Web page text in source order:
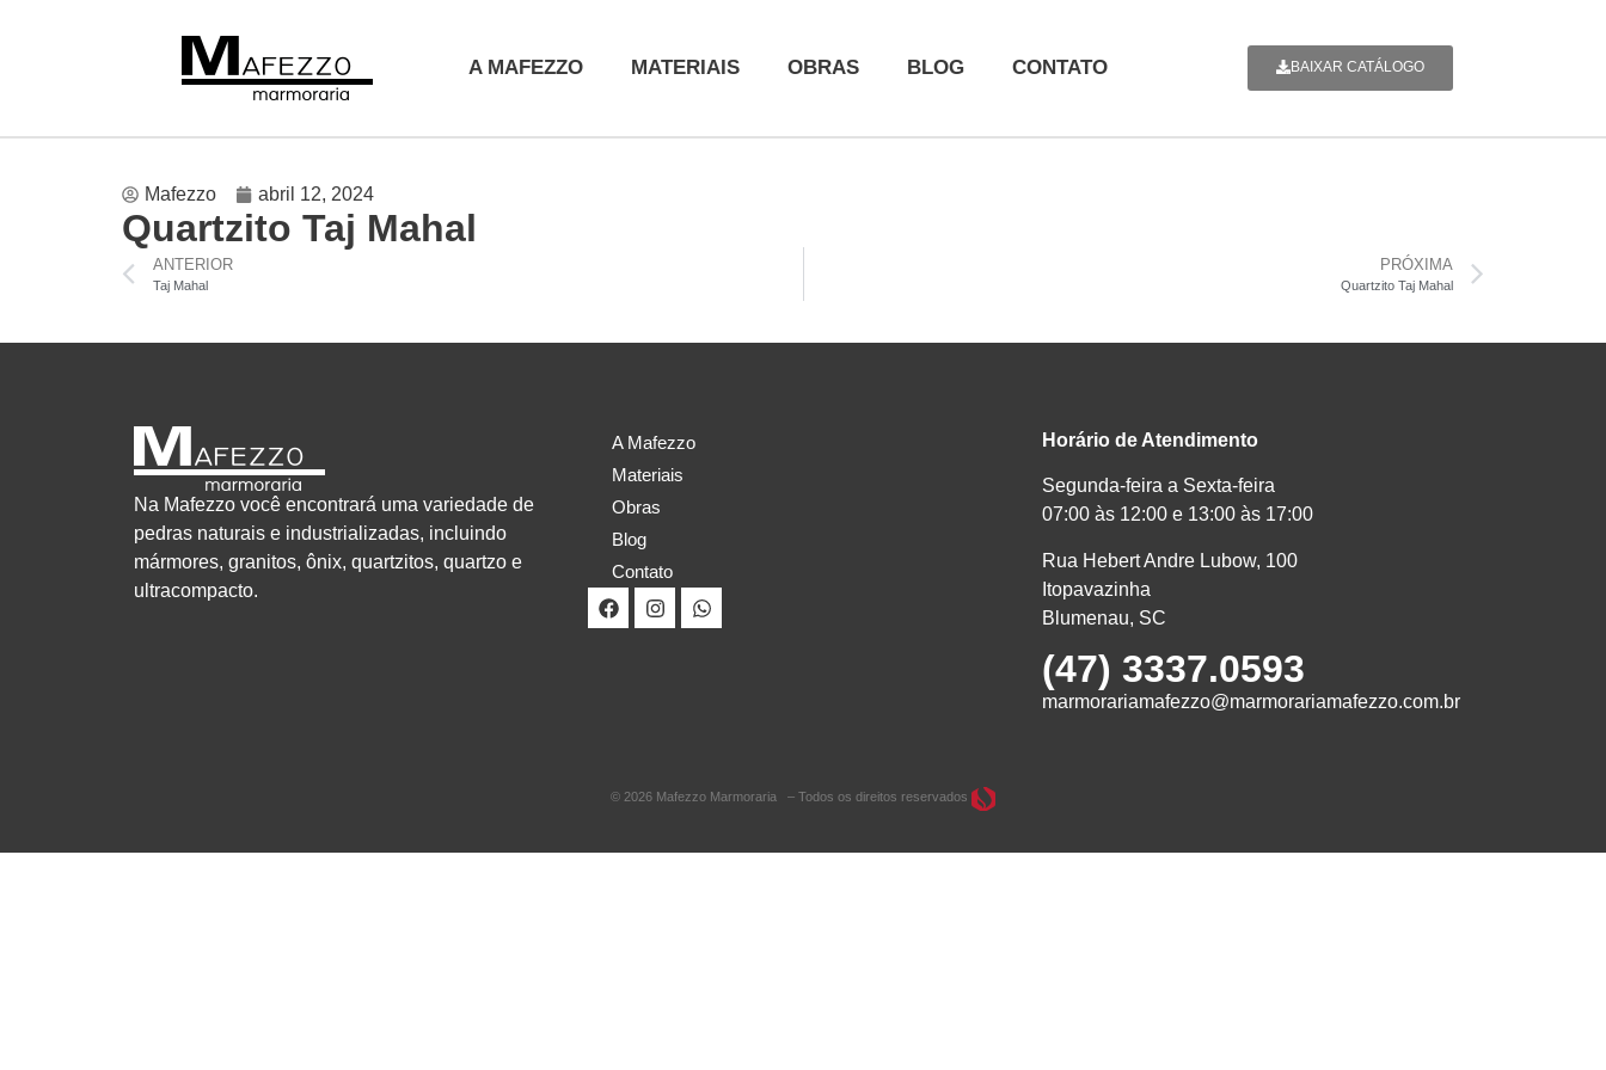
A MAFEZZO MATERIAIS OBRAS BLOG CONTATO BAIXAR CATÁLOGO
Mafezzo abril 12, 2024
Quartzito Taj Mahal
ANTERIOR
Taj Mahal
PRÓXIMA
Quartzito Taj Mahal
Na Mafezzo você encontrará uma variedade de
pedras naturais e industrializadas, incluindo
mármores, granitos, ônix, quartzitos, quartzo e
ultracompacto.
A Mafezzo
Materiais
Obras
Blog
Contato
Horário de Atendimento
Segunda-feira a Sexta-feira
07:00 às 12:00 e 13:00 às 17:00
Rua Hebert Andre Lubow, 100
Itopavazinha
Blumenau, SC
(47) 3337.0593
marmorariamafezzo@marmorariamafezzo.com.br
© 2026 Mafezzo Marmoraria – Todos os direitos reservados